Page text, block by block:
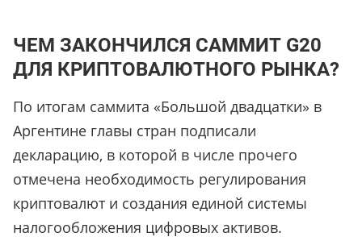
ЧЕМ ЗАКОНЧИЛСЯ САММИТ G20
ДЛЯ КРИПТОВАЛЮТНОГО РЫНКА?
По итогам саммита «Большой двадцатки» в
Аргентине главы стран подписали
декларацию, в которой в числе прочего
отмечена необходимость регулирования
криптовалют и создания единой системы
налогообложения цифровых активов.